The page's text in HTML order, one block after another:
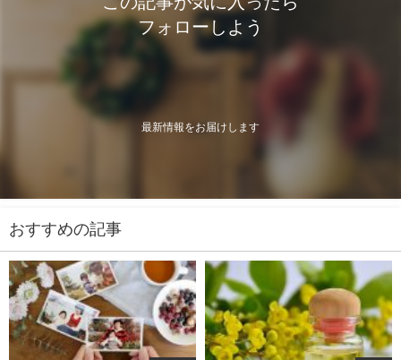
フォローしよう
最新情報をお届けします
おすすめの記事